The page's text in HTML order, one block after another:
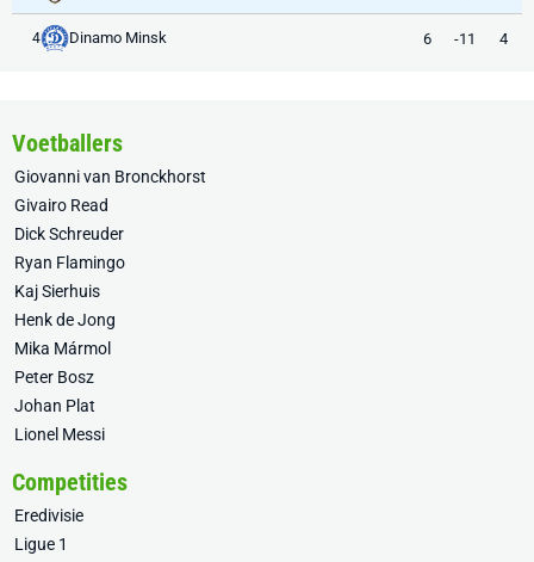
4 Dinamo Minsk 6 -11 4
Voetballers
Giovanni van Bronckhorst
Givairo Read
Dick Schreuder
Ryan Flamingo
Kaj Sierhuis
Henk de Jong
Mika Mármol
Peter Bosz
Johan Plat
Lionel Messi
Competities
Eredivisie
Ligue 1